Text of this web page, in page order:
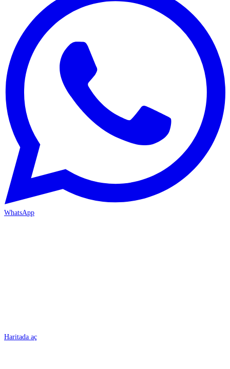
WhatsApp
Haritada aç